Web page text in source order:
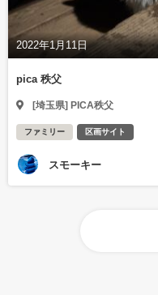
2022年1月11日
pica 秩父
[埼玉県] PICA秩父
ファミリー 区画サイト
スモーキー